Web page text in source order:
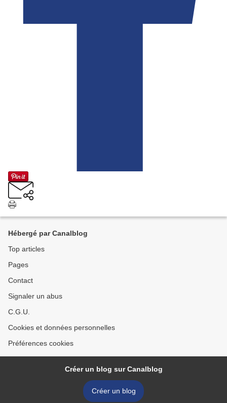
Hébergé par Canalblog
Top articles
Pages
Contact
Signaler un abus
C.G.U.
Cookies et données personnelles
Préférences cookies
Créer un blog sur Canalblog
Créer un blog